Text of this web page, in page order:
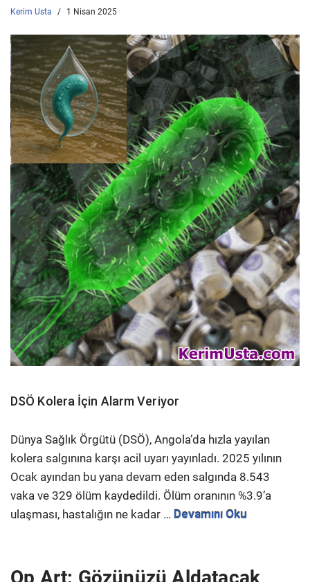
Kerim Usta 1 Nisan 2025
DSÖ Kolera İçin Alarm Veriyor
Dünya Sağlık Örgütü (DSÖ), Angola’da hızla yayılan
kolera salgınına karşı acil uyarı yayınladı. 2025 yılının
Ocak ayından bu yana devam eden salgında 8.543
vaka ve 329 ölüm kaydedildi. Ölüm oranının %3.9’a
ulaşması, hastalığın ne kadar … Devamını Oku
Op Art: Gözünüzü Aldatacak